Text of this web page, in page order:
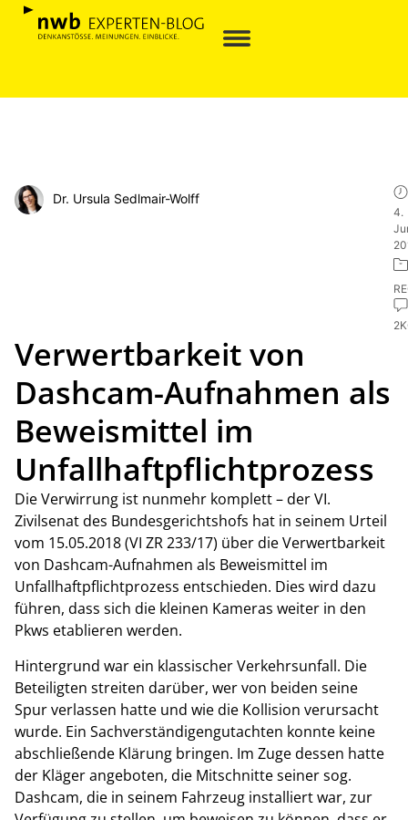
Dr. Ursula Sedlmair-Wolff
4.
Verwertbarkeit von
Dashcam-Aufnahmen als
Beweismittel im
Unfallhaftpflichtprozess
Die Verwirrung ist nunmehr komplett – der VI.
Zivilsenat des Bundesgerichtshofs hat in seinem Urteil
vom 15.05.2018 (VI ZR 233/17) über die Verwertbarkeit
von Dashcam-Aufnahmen als Beweismittel im
Unfallhaftpflichtprozess entschieden. Dies wird dazu
führen, dass sich die kleinen Kameras weiter in den
Pkws etablieren werden.
Hintergrund war ein klassischer Verkehrsunfall. Die
Beteiligten streiten darüber, wer von beiden seine
Spur verlassen hatte und wie die Kollision verursacht
wurde. Ein Sachverständigengutachten konnte keine
abschließende Klärung bringen. Im Zuge dessen hatte
der Kläger angeboten, die Mitschnitte seiner sog.
Dashcam, die in seinem Fahrzeug installiert war, zur